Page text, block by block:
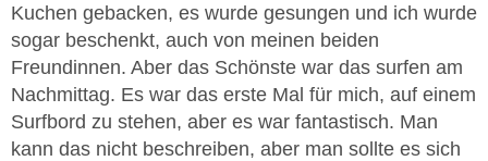
Kuchen gebacken, es wurde gesungen und ich wurde
sogar beschenkt, auch von meinen beiden
Freundinnen. Aber das Schönste war das surfen am
Nachmittag. Es war das erste Mal für mich, auf einem
Surfbord zu stehen, aber es war fantastisch. Man
kann das nicht beschreiben, aber man sollte es sich